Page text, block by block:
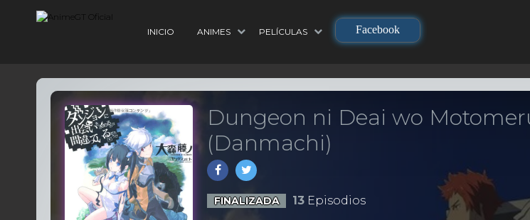
INICIO ANIMES PELÍCULAS Facebook
Dungeon ni Deai wo
(Danmachi)
FINALIZADA 13Episodios